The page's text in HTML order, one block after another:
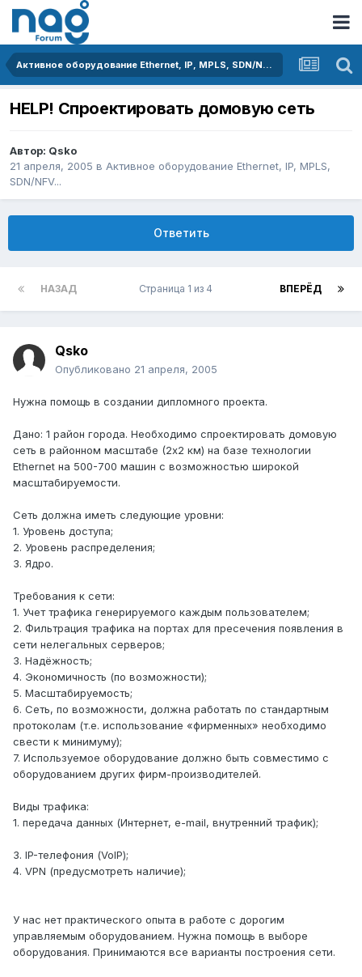
Активное оборудование Ethernet, IP, MPLS, SDN/NFV...
HELP! Спроектировать домовую сеть
Автор: Qsko
21 апреля, 2005 в Активное оборудование Ethernet, IP, MPLS,
SDN/NFV...
Ответить
НАЗАД ВПЕРЁД
Страница 1 из 4
Qsko
Опубликовано 21 апреля, 2005
Нужна помощь в создании дипломного проекта.
Дано: 1 район города. Необходимо спроектировать домовую
сеть в районном масштабе (2x2 км) на базе технологии
Ethernet на 500-700 машин с возможностью широкой
масштабируемости.
Сеть должна иметь следующие уровни:
1. Уровень доступа;
2. Уровень распределения;
3. Ядро.
Требования к сети:
1. Учет трафика генерируемого каждым пользователем;
2. Фильтрация трафика на портах для пресечения появления в
сети нелегальных серверов;
3. Надёжность;
4. Экономичность (по возможности);
5. Масштабируемость;
6. Сеть, по возможности, должна работать по стандартным
протоколам (т.е. использование «фирменных» необходимо
свести к минимуму);
7. Используемое оборудование должно быть совместимо с
оборудованием других фирм-производителей.
Виды трафика:
1. передача данных (Интернет, e-mail, внутренний трафик);
3. IP-телефония (VoIP);
4. VPN (предусмотреть наличие);
У нас нет практического опыта в работе с дорогим
управляемым оборудованием. Нужна помощь в выборе
оборудования. Принимаются все варианты построения сети.